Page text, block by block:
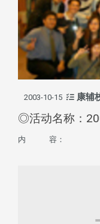
2003-10-15 康辅
◎活动名称：
内 容：